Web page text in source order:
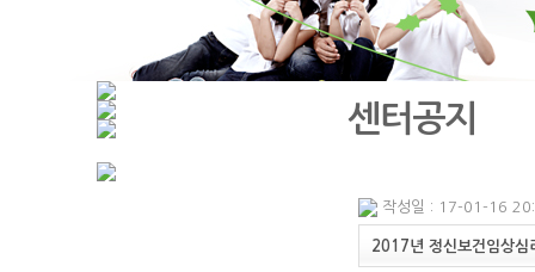
센터공지
작성일 : 17-01-16
2017년 정신보건임상심